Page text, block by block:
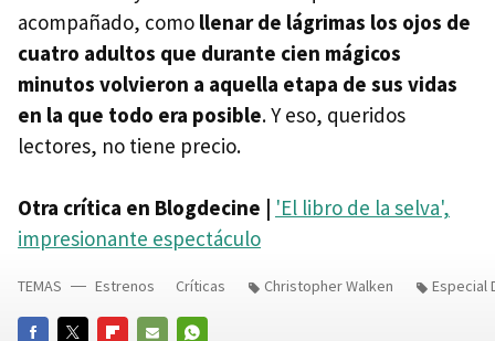
acompañado, como llenar de lágrimas los ojos de
cuatro adultos que durante cien mágicos
minutos volvieron a aquella etapa de sus vidas
en la que todo era posible. Y eso, queridos
lectores, no tiene precio.
Otra crítica en Blogdecine | 'El libro de la selva',
impresionante espectáculo
TEMAS Estrenos Críticas Christopher Walken Especial